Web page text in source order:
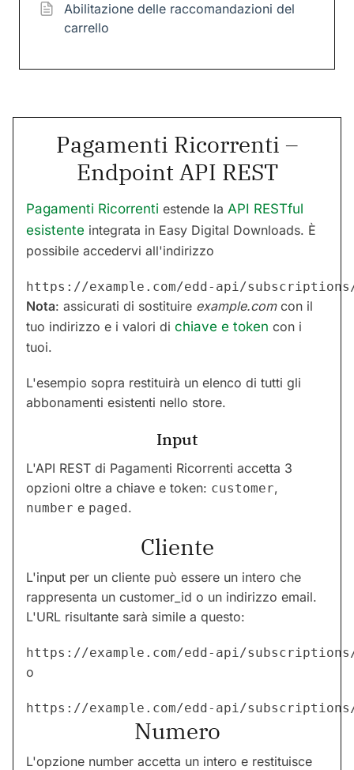
Abilitazione delle raccomandazioni del
carrello
Pagamenti Ricorrenti –
Endpoint API REST
Pagamenti Ricorrenti estende la API RESTful
esistente integrata in Easy Digital Downloads. È
possibile accedervi all'indirizzo
Nota: assicurati di sostituire example.comcon il
tuo indirizzo e i valori di chiave e token con i
tuoi.
L'esempio sopra restituirà un elenco di tutti gli
abbonamenti esistenti nello store.
Input
L'API REST di Pagamenti Ricorrenti accetta 3
opzioni oltre a chiave e token: customer,
number e paged.
Cliente
L'input per un cliente può essere un intero che
rappresenta un customer_id o un indirizzo email.
L'URL risultante sarà simile a questo:
o
https://example.com/edd-api/subscriptions/
Numero
L'opzione number accetta un intero e restituisce